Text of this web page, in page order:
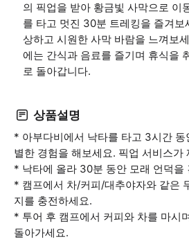
의 픽업을 받아 황금빛 사막으로 이
를 타고 멋진 30분 트레킹을 즐겨보
상하고 시원한 사막 바람을 느껴보
에는 간식과 음료를 즐기며 휴식을
로 돌아갑니다.
상품설명
* 아부다비에서 낙타를 타고 3시간 동
별한 경험을 해보세요. 픽업 서비스가
* 낙타에 올라 30분 동안 모래 언덕을
* 캠프에서 차/커피/대추야자와 같은
지를 충전하세요.
* 투어 후 캠프에서 커피와 차를 마시
돌아가세요.